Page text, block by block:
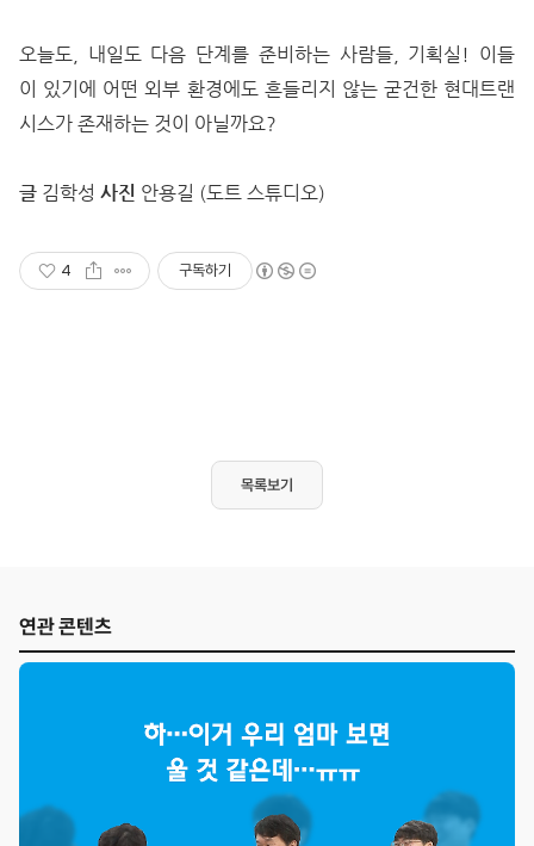
오늘도, 내일도 다음 단계를 준비하는 사람들, 기획실! 이들
이 있기에 어떤 외부 환경에도 흔들리지 않는 굳건한 현대트랜
시스가 존재하는 것이 아닐까요?
글 김학성 사진 안용길 (도트 스튜디오)
4 구독하기
목록보기
연관 콘텐츠